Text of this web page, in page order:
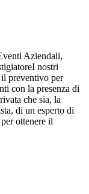
Aziendali,
nostri
preventivo per
con la presenza di
che sia, la
di un esperto di
ottenere il